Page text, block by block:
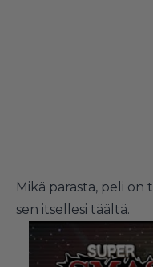
Mikä parasta, peli on
sen itsellesi täältä.